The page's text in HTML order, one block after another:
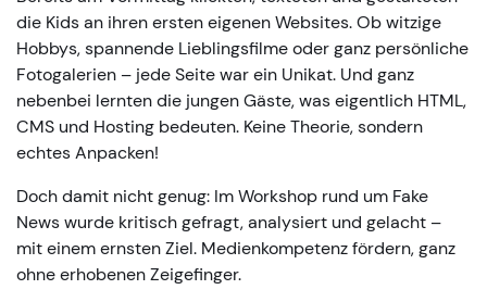
die Kids an ihren ersten eigenen Websites. Ob witzige
Hobbys, spannende Lieblingsfilme oder ganz persönliche
Fotogalerien – jede Seite war ein Unikat. Und ganz
nebenbei lernten die jungen Gäste, was eigentlich HTML,
CMS und Hosting bedeuten. Keine Theorie, sondern
echtes Anpacken!
Doch damit nicht genug: Im Workshop rund um Fake
News wurde kritisch gefragt, analysiert und gelacht –
mit einem ernsten Ziel. Medienkompetenz fördern, ganz
ohne erhobenen Zeigefinger.